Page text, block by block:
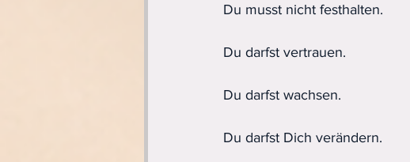
Du musst nicht festhalten.
Du darfst vertrauen.
Du darfst wachsen.
Du darfst Dich verändern.